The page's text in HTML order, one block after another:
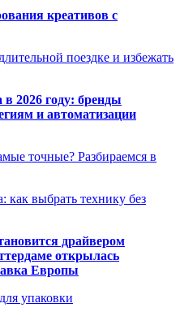
креативов с
поездке и избежать
2026 году: бренды
и автоматизации
точные? Разбираемся в
как выбрать технику без
драйвером
открылась
Европы
упаковки